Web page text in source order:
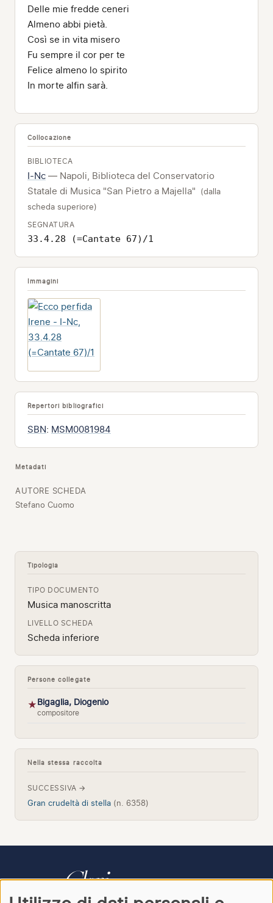
Delle mie fredde ceneri
Almeno abbi pietà.
Così se in vita misero
Fu sempre il cor per te
Felice almeno lo spirito
In morte alfin sarà.
Collocazione
BIBLIOTECA
I-Nc — Napoli, Biblioteca del Conservatorio
Statale di Musica "San Pietro a Majella"
(dalla
scheda superiore)
SEGNATURA
33.4.28 (=Cantate 67)/1
Immagini
Repertori bibliografici
SBN: MSM0081984
Metadati
AUTORE SCHEDA
Stefano Cuomo
Tipologia
TIPO DOCUMENTO
Musica manoscritta
LIVELLO SCHEDA
Scheda inferiore
Persone collegate
★Bigaglia, Diogenio
compositore
Nella stessa raccolta
SUCCESSIVA →
Gran crudeltà di stella (n. 6358)